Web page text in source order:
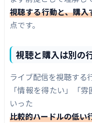
視聴する行動と、購
点です。
視聴と購入は別の
ライブ配信を視聴する
「情報を得たい」「
いった
比較的ハードルの低い